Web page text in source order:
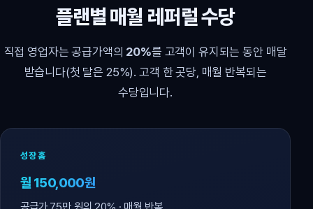
플랜별 매월 레퍼럴 수당
직접 영업자는 공급가액의 20%를 고객이 유지되는 동안 매달
받습니다(첫 달은 25%). 고객 한 곳당, 매월 반복되는
수당입니다.
성장홈
월 150,000원